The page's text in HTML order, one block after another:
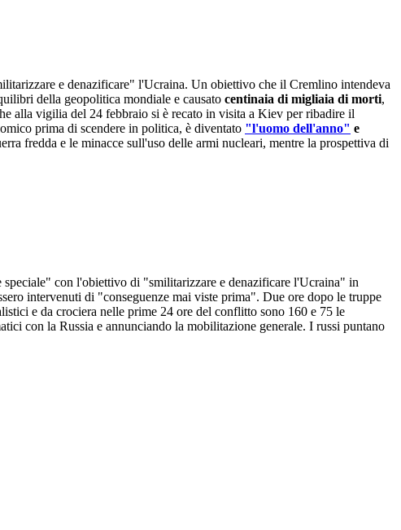
e denazificare" l'Ucraina. Un obiettivo che il Cremlino intendeva
della geopolitica mondiale e causato centinaia di migliaia di morti,
alla vigilia del 24 febbraio si è recato in visita a Kiev per ribadire il
prima di scendere in politica, è diventato "l'uomo dell'anno" e
fredda e le minacce sull'uso delle armi nucleari, mentre la prospettiva di
con l'obiettivo di "smilitarizzare e denazificare l'Ucraina" in
intervenuti di "conseguenze mai viste prima". Due ore dopo le truppe
e da crociera nelle prime 24 ore del conflitto sono 160 e 75 le
con la Russia e annunciando la mobilitazione generale. I russi puntano